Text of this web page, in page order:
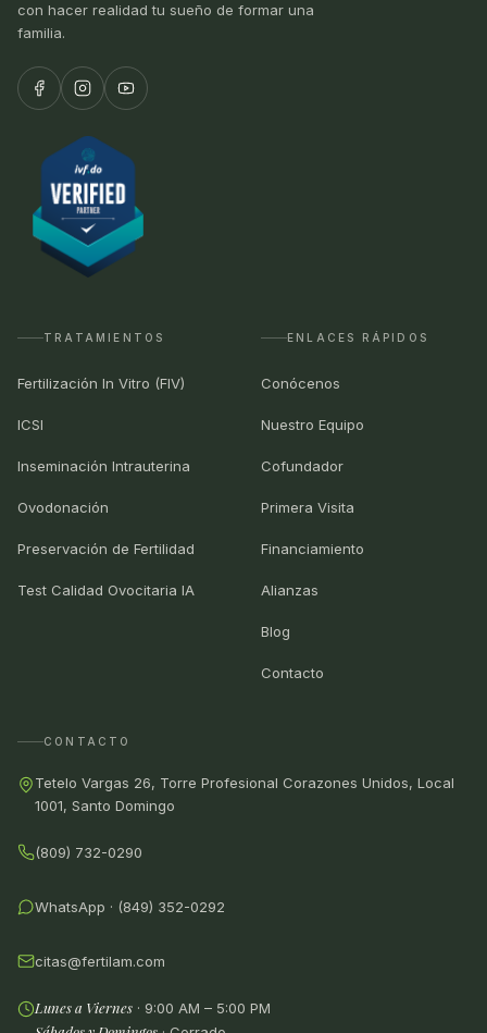
con hacer realidad tu sueño de formar una
familia.
TRATAMIENTOS
Fertilización In Vitro (FIV)
ICSI
Inseminación Intrauterina
Ovodonación
Preservación de Fertilidad
Test Calidad Ovocitaria IA
ENLACES RÁPIDOS
Conócenos
Nuestro Equipo
Cofundador
Primera Visita
Financiamiento
Alianzas
Blog
Contacto
CONTACTO
Tetelo Vargas 26, Torre Profesional Corazones Unidos, Local
1001, Santo Domingo
(809) 732-0290
WhatsApp · (849) 352-0292
citas@fertilam.com
Lunes a Viernes · 9:00 AM – 5:00 PM